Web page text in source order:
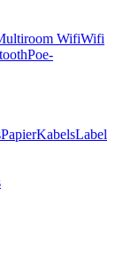
WifiWifi
Poe-
PapierKabelsLabel